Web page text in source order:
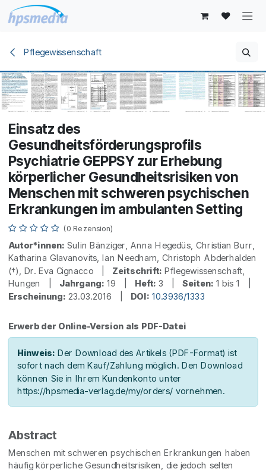
Zum Inhalt springen
Pflegewissenschaft
Einsatz des
Gesundheitsförderungsprofils
Psychiatrie GEPPSY zur Erhebung
körperlicher Gesundheitsrisiken von
Menschen mit schweren psychischen
Erkrankungen im ambulanten Setting
(0 Rezension)
Autor*innen: Sulin Bänziger, Anna Hegedüs, Christian Burr,
Katharina Glavanovits, Ian Needham, Christoph Abderhalden
(†), Dr. Eva Cignacco | Zeitschrift: Pflegewissenschaft,
Hungen | Jahrgang: 19 | Heft: 3 | Seiten: 1 bis 1 |
Erscheinung: 23.03.2016 | DOI: 10.3936/1333
Erwerb der Online-Version als PDF-Datei
Hinweis: Der Download des Artikels (PDF-Format) ist
sofort nach dem Kauf/Zahlung möglich. Den Download
können Sie in Ihrem Kundenkonto unter
https://hpsmedia-verlag.de/my/orders/ vornehmen.
Abstract
Menschen mit schweren psychischen Erkrankungen haben
häufig körperliche Gesundheitsrisiken, die jedoch selten